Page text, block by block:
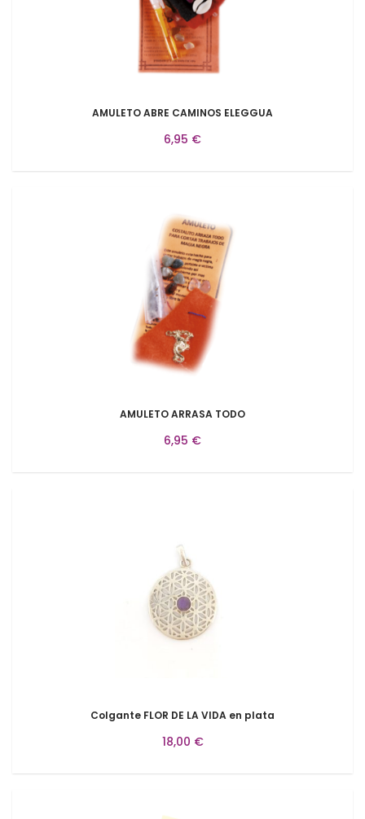
AMULETO ABRE CAMINOS ELEGGUA
6,95 €
AMULETO ARRASA TODO
6,95 €
Colgante FLOR DE LA VIDA en plata
18,00 €